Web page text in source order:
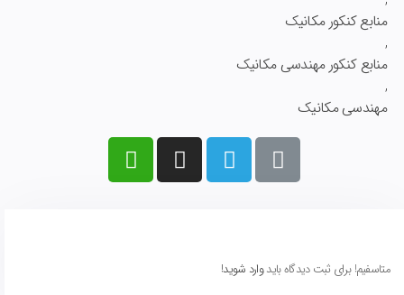
منابع کنکور مکانیک
,
منابع کنکور مهندسی مکانیک
,
مهندسی مکانیک
متاسفیم! برای ثبت دیدگاه بایدوارد شوید!